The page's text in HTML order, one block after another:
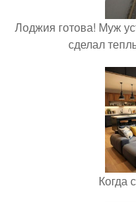
Лоджия готова! Муж
сделал
Когда